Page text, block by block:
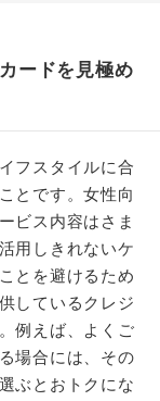
ードを見極め
フスタイルに合
とです。女性向
ビス内容はさま
用しきれないケ
とを避けるため
しているクレジ
例えば、よくご
場合には、その
ぶとおトクにな